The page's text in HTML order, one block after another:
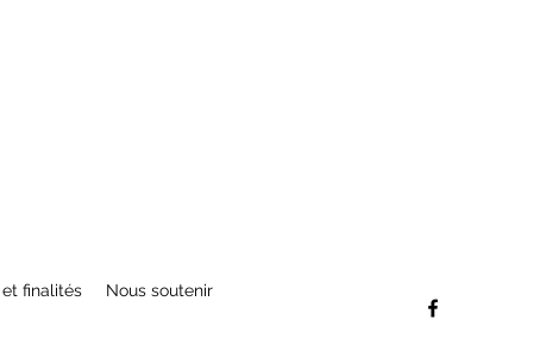
finalités Nous soutenir